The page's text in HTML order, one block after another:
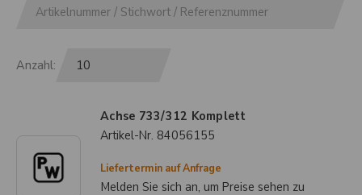
Anzahl:
Achse 733/312 Komplett
Artikel-Nr. 84056155
Liefertermin auf Anfrage
Melden Sie sich an, um Preise sehen zu